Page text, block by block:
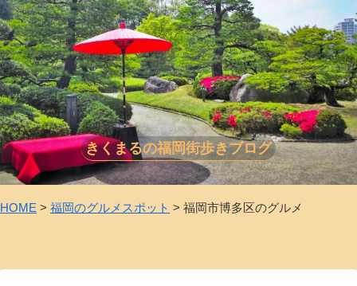
きくまるの福岡街歩きブログ
HOME > 福岡のグルメスポット > 福岡市博多区のグルメ